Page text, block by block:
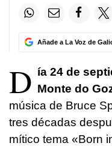
Añade a La Voz de
D ía 24 de
Monte do
música de Bruce
tres décadas
mítico tema «Born